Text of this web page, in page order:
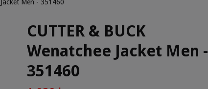
Men - 351460
CUTTER & BUCK
Wenatchee Jacket Men -
351460